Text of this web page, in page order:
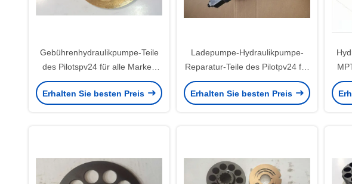
Gebührenhydraulikpumpe-Teile
des Pilotspv24 für alle Marken
der Bagger-Reparatur
Erhalten Sie besten Preis
Ladepumpe-Hydraulikpumpe-
Reparatur-Teile des Pilotpv24 für
alle Marken-Bagger-Reparatur
Erhalten Sie besten Preis